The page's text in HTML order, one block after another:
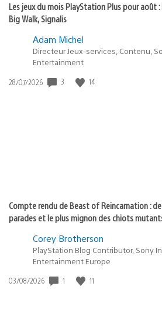
Les jeux du mois PlayStation Plus pour août
Big Walk, Signalis
Adam Michel
Directeur Jeux-services, Contenu,
Entertainment
Date
28/07/2026 3 14
Compte rendu de Beast of Reincarnation :
parades et le plus mignon des chiots
Corey Brotherson
PlayStation Blog Contributor, Sony
Entertainment Europe
Date
03/08/2026 1 11